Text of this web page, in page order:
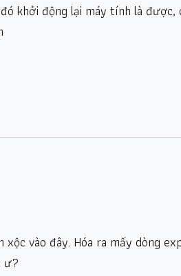
khởi động lại máy tính là được,
xộc vào đây. Hóa ra mấy dòng
ư?